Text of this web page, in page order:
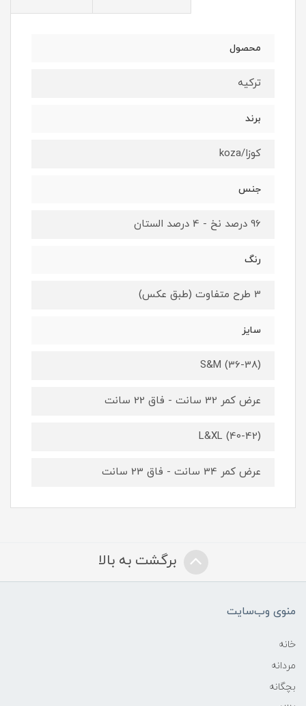
محصول
ترکیه
برند
کوزا/koza
جنس
96 درصد نخ - 4 درصد الستان
رنگ
3 طرح متفاوت (طبق عکس)
سایز
S&M (36-38)
عرض کمر 32 سانت - فاق 22 سانت
L&XL (40-42)
عرض کمر 34 سانت - فاق 23 سانت
برگشت به بالا
منوی وب‌سایت
خانه
مردانه
بچگانه